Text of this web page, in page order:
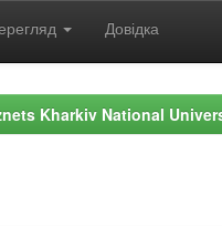
Довідка
Kharkiv National